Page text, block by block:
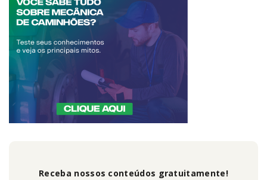
Receba nossos conteúdos gratuitamente!